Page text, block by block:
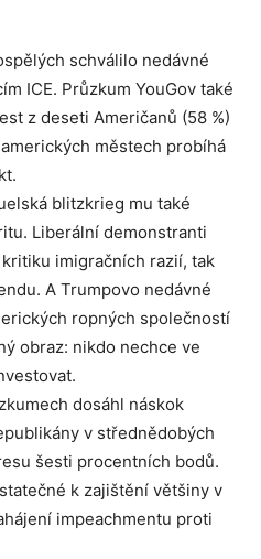
schválilo nedávné
ICE. Průzkum YouGov také
z deseti Američanů (58 %)
městech probíhá
blitzkrieg mu také
Liberální demonstranti
imigračních razií, tak
A Trumpovo nedávné
ropných společností
obraz: nikdo nechce ve
dosáhl náskok
v střednědobých
šesti procentních bodů.
k zajištění většiny v
impeachmentu proti